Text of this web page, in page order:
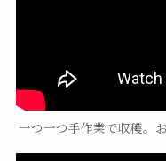
一つ一つ手作業で収穫。